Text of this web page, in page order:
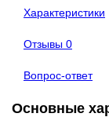
Характеристики
Отзывы 0
Вопрос-ответ
Основные